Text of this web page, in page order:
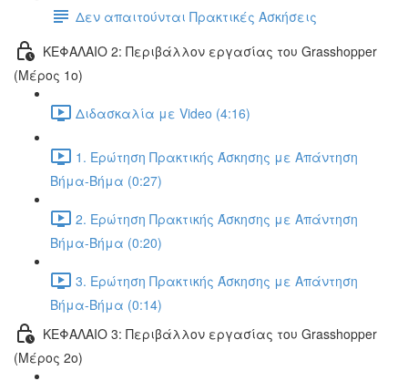
Δεν απαιτούνται Πρακτικές Ασκήσεις
ΚΕΦΑΛΑΙΟ 2: Περιβάλλον εργασίας του Grasshopper
(Μέρος 1ο)
Διδασκαλία με Video (4:16)
1. Ερώτηση Πρακτικής Άσκησης με Απάντηση
Βήμα-Βήμα (0:27)
2. Ερώτηση Πρακτικής Άσκησης με Απάντηση
Βήμα-Βήμα (0:20)
3. Ερώτηση Πρακτικής Άσκησης με Απάντηση
Βήμα-Βήμα (0:14)
ΚΕΦΑΛΑΙΟ 3: Περιβάλλον εργασίας του Grasshopper
(Μέρος 2ο)